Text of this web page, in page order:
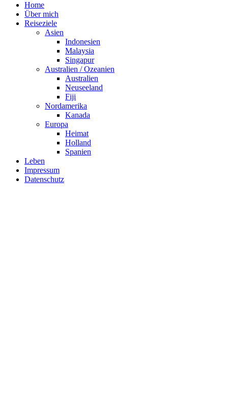
Home
Über mich
Reiseziele
Asien
Indonesien
Malaysia
Singapur
Australien / Ozeanien
Australien
Neuseeland
Fiji
Nordamerika
Kanada
Europa
Heimat
Holland
Spanien
Leben
Impressum
Datenschutz